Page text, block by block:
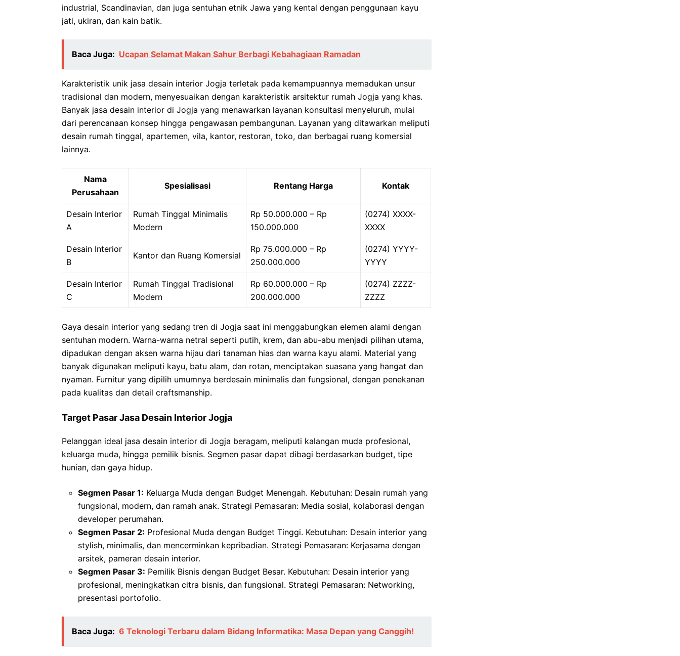
industrial, Scandinavian, dan juga sentuhan etnik Jawa yang kental dengan penggunaan kayu
jati, ukiran, dan kain batik.
Baca Juga: Ucapan Selamat Makan Sahur Berbagi Kebahagiaan Ramadan
Karakteristik unik jasa desain interior Jogja terletak pada kemampuannya memadukan unsur
tradisional dan modern, menyesuaikan dengan karakteristik arsitektur rumah Jogja yang khas.
Banyak jasa desain interior di Jogja yang menawarkan layanan konsultasi menyeluruh, mulai
dari perencanaan konsep hingga pengawasan pembangunan. Layanan yang ditawarkan meliputi
desain rumah tinggal, apartemen, vila, kantor, restoran, toko, dan berbagai ruang komersial
lainnya.
Nama
Perusahaan
Spesialisasi Rentang Harga Kontak
Desain Interior
A
Rumah Tinggal Minimalis
Modern
Rp 50.000.000 – Rp
150.000.000
(0274) XXXX-
XXXX
Desain Interior
B
Kantor dan Ruang Komersial
Rp 75.000.000 – Rp
250.000.000
(0274) YYYY-
YYYY
Desain Interior
C
Rumah Tinggal Tradisional
Modern
Rp 60.000.000 – Rp
200.000.000
(0274) ZZZZ-
ZZZZ
Gaya desain interior yang sedang tren di Jogja saat ini menggabungkan elemen alami dengan
sentuhan modern. Warna-warna netral seperti putih, krem, dan abu-abu menjadi pilihan utama,
dipadukan dengan aksen warna hijau dari tanaman hias dan warna kayu alami. Material yang
banyak digunakan meliputi kayu, batu alam, dan rotan, menciptakan suasana yang hangat dan
nyaman. Furnitur yang dipilih umumnya berdesain minimalis dan fungsional, dengan penekanan
pada kualitas dan detail craftsmanship.
Target Pasar Jasa Desain Interior Jogja
Pelanggan ideal jasa desain interior di Jogja beragam, meliputi kalangan muda profesional,
keluarga muda, hingga pemilik bisnis. Segmen pasar dapat dibagi berdasarkan budget, tipe
hunian, dan gaya hidup.
Segmen Pasar 1: Keluarga Muda dengan Budget Menengah. Kebutuhan: Desain rumah yang
fungsional, modern, dan ramah anak. Strategi Pemasaran: Media sosial, kolaborasi dengan
developer perumahan.
Segmen Pasar 2: Profesional Muda dengan Budget Tinggi. Kebutuhan: Desain interior yang
stylish, minimalis, dan mencerminkan kepribadian. Strategi Pemasaran: Kerjasama dengan
arsitek, pameran desain interior.
Segmen Pasar 3: Pemilik Bisnis dengan Budget Besar. Kebutuhan: Desain interior yang
profesional, meningkatkan citra bisnis, dan fungsional. Strategi Pemasaran: Networking,
presentasi portofolio.
Baca Juga: 6 Teknologi Terbaru dalam Bidang Informatika: Masa Depan yang Canggih!